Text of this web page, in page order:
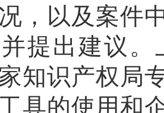
，以及案件
提出建议
知识产权局
具的使用和